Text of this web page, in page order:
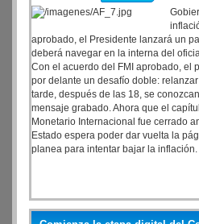
aprobado, el Presidente lanzará un
deberá navegar en la interna del
Con el acuerdo del FMI aprobado, el
por delante un desafío doble:
tarde, después de las 18, se
mensaje grabado. Ahora que el
Monetario Internacional fue cerrado
Estado espera poder dar vuelta la
planea para intentar bajar la inflación.